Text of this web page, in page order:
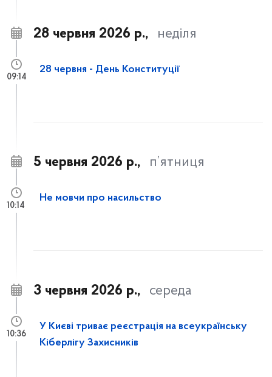
28 червня 2026 р., неділя
28 червня - День Конституції
09:14
5 червня 2026 р., п’ятниця
Не мовчи про насильство
10:14
3 червня 2026 р., середа
У Києві триває реєстрація на всеукраїнську
Кіберлігу Захисників
10:36